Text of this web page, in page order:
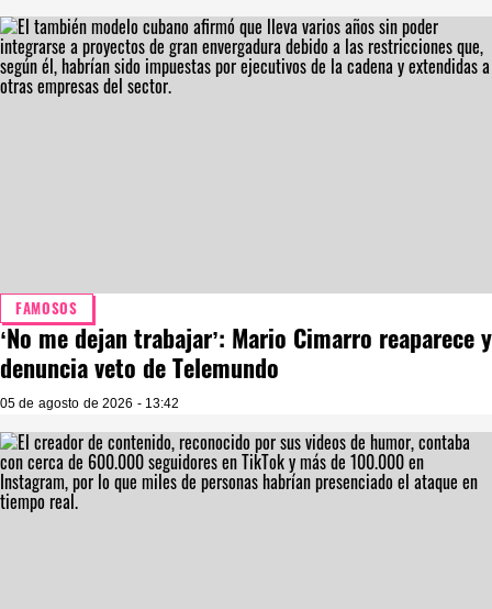
FAMOSOS
‘No me dejan trabajar’: Mario Cimarro reaparece y
denuncia veto de Telemundo
05 de agosto de 2026 - 13:42